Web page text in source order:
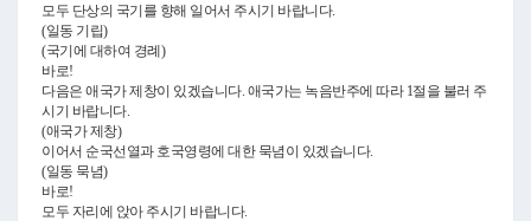
모두 단상의 국기를 향해 일어서 주시기 바랍니다.
(일동 기립)
(국기에 대하여 경례)
바로!
다음은 애국가 제창이 있겠습니다. 애국가는 녹음반주에 따라 1절을 불러 주
시기 바랍니다.
(애국가 제창)
이어서 순국선열과 호국영령에 대한 묵념이 있겠습니다.
(일동 묵념)
바로!
모두 자리에 앉아 주시기 바랍니다.